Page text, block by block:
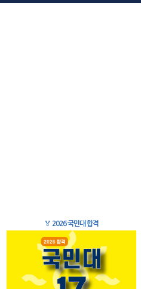
🏅 2026 국민대 합격